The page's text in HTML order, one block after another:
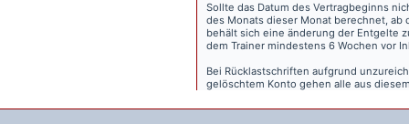
Sollte das Datum des Vertragbeginns
des Monats dieser Monat berechnet, ab
behält sich eine änderung der Entgelte
dem Trainer mindestens 6 Wochen vor
Bei Rücklastschriften aufgrund
gelöschtem Konto gehen alle aus